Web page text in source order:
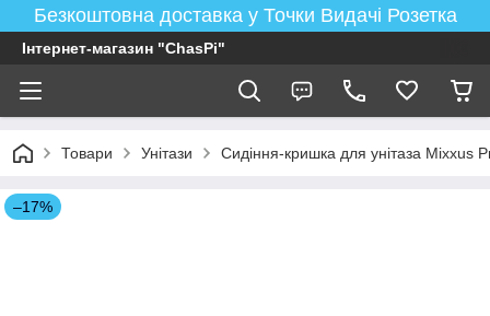
Безкоштовна доставка у Точки Видачі Розетка
Інтернет-магазин "ChasPi"
Товари Унітази Сидіння-кришка для унітаза Mixxus
–17%